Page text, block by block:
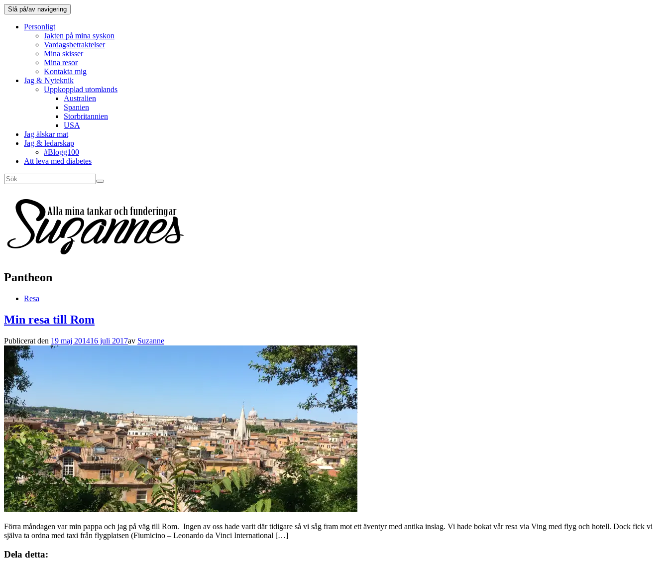
Slå på/av navigering
Personligt
Jakten på mina syskon
Vardagsbetraktelser
Mina skisser
Mina resor
Kontakta mig
Jag & Nyteknik
Uppkopplad utomlands
Australien
Spanien
Storbritannien
USA
Jag älskar mat
Jag & ledarskap
#Blogg100
Att leva med diabetes
Pantheon
Resa
Min resa till Rom
Publicerat den 19 maj 201416 juli 2017av Suzanne
Förra måndagen var min pappa och jag på väg till Rom. Ingen av oss hade varit där tidigare så vi såg fram mot ett äventyr med antika inslag. Vi hade bokat vår resa via Ving med flyg och hotell. Dock fick vi
själva ta ordna med taxi från flygplatsen (Fiumicino – Leonardo da Vinci International […]
Dela detta: